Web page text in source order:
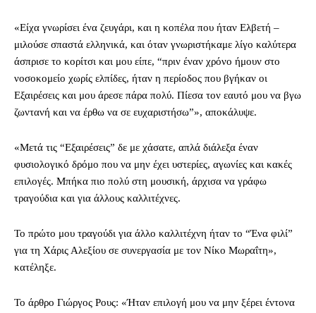
«Είχα γνωρίσει ένα ζευγάρι, και η κοπέλα που ήταν Ελβετή –
μιλούσε σπαστά ελληνικά, και όταν γνωριστήκαμε λίγο καλύτερα
άσπρισε το κορίτσι και μου είπε, “πριν έναν χρόνο ήμουν στο
νοσοκομείο χωρίς ελπίδες, ήταν η περίοδος που βγήκαν οι
Εξαιρέσεις και μου άρεσε πάρα πολύ. Πίεσα τον εαυτό μου να βγω
ζωντανή και να έρθω να σε ευχαριστήσω”», αποκάλυψε.
«Μετά τις “Εξαιρέσεις” δε με χάσατε, απλά διάλεξα έναν
φυσιολογικό δρόμο που να μην έχει υστερίες, αγωνίες και κακές
επιλογές. Μπήκα πιο πολύ στη μουσική, άρχισα να γράφω
τραγούδια και για άλλους καλλιτέχνες.
Το πρώτο μου τραγούδι για άλλο καλλιτέχνη ήταν το “Ένα φιλί”
για τη Χάρις Αλεξίου σε συνεργασία με τον Νίκο Μωραΐτη»,
κατέληξε.
To άρθρο Γιώργος Ρους: «Ήταν επιλογή μου να μην ξέρει έντονα